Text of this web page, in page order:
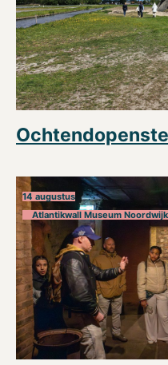
14 augustus
Atlantikwall Museum Noordwijk